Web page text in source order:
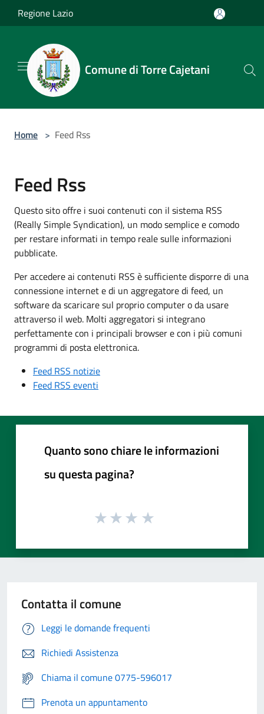
Salta al contenuto principale
Regione Lazio
Comune di Torre Cajetani
Home > Feed Rss
Feed Rss
Questo sito offre i suoi contenuti con il sistema RSS
(Really Simple Syndication), un modo semplice e comodo
per restare informati in tempo reale sulle informazioni
pubblicate.
Per accedere ai contenuti RSS è sufficiente disporre di una
connessione internet e di un aggregatore di feed, un
software da scaricare sul proprio computer o da usare
attraverso il web. Molti aggregatori si integrano
perfettamente con i principali browser e con i più comuni
programmi di posta elettronica.
Feed RSS notizie
Feed RSS eventi
Quanto sono chiare le informazioni
su questa pagina?
Contatta il comune
Leggi le domande frequenti
Richiedi Assistenza
Chiama il comune 0775-596017
Prenota un appuntamento